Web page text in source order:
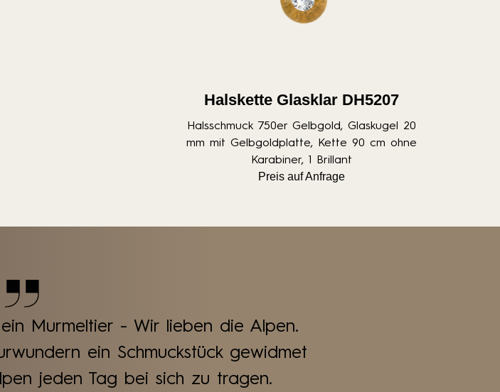
Halskette Glasklar DH5207
Halsschmuck 750er Gelbgold, Glaskugel 20
mm mit Gelbgoldplatte, Kette 90 cm ohne
Karabiner, 1 Brillant
Preis auf Anfrage
Murmeltier - Wir lieben die Alpen.
ein Schmuckstück gewidmet
jeden Tag bei sich zu tragen.